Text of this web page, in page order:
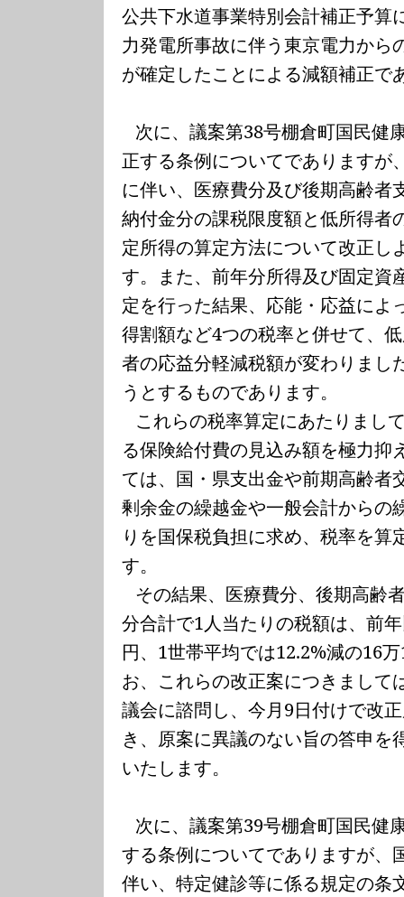
公共下水道事業特別会計補正予算
力発電所事故に伴う東京電力から
が確定したことによる減額補正で
次に、議案第38号棚倉町国民健
正する条例についてでありますが
に伴い、医療費分及び後期高齢者
納付金分の課税限度額と低所得者
定所得の算定方法について改正し
す。また、前年分所得及び固定資
定を行った結果、応能・応益によ
得割額など4つの税率と併せて、
者の応益分軽減税額が変わりまし
うとするものであります。
これらの税率算定にあたりまし
る保険給付費の見込み額を極力抑
ては、国・県支出金や前期高齢者
剰余金の繰越金や一般会計からの
りを国保税負担に求め、税率を算
す。
その結果、医療費分、後期高齢
分合計で1 人当たりの税額は、前
円、 1世帯平均では12.2%減の16万
お、これらの改正案につきまして
議会に諮問し、今月9日付けで改
き、原案に異議のない旨の答申を
いたします。
次に、議案第39号棚倉町国民健
する条例についてでありますが、
伴い、特定健診等に係る規定の条